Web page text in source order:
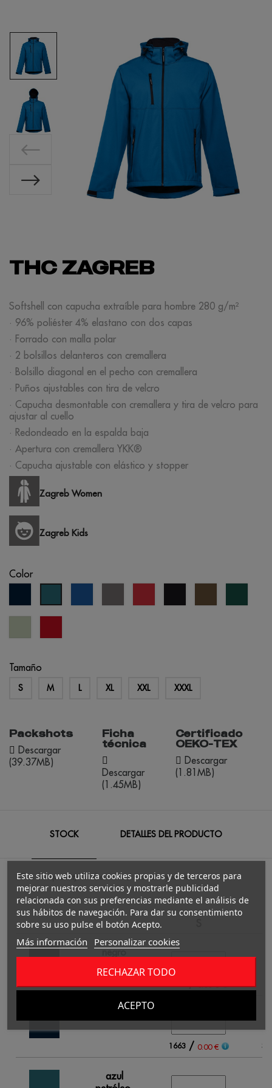
THC ZAGREB
Softshell con capucha extraíble para hombre 280 g/m²
· 96% poliéster 4% elastano con dos capas
· Forrado con malla polar
· 2 bolsillos delanteros con cremallera
· Bolsillo diagonal en el pecho con cremallera
· Puños ajustables con tira de velcro
· Capucha desmontable con cremallera y tira de velcro para
ajustar al cuello
· Redondeado en la espalda baja
· Apertura con cremallera YKK®
· Capucha ajustable con elástico y stopper
Zagreb Women
Zagreb Kids
Color
marino petróleo
Tamaño
S M L XL XXL XXXL
Packshots
Descargar
(39.37MB)
Ficha
técnica
Descargar
(1.45MB)
Certificado
OEKO-TEX
Descargar
(1.81MB)
STOCK DETALLES DEL PRODUCTO
Fill in the quantity for the Color / Tamaño you want.
negro
/0.00 €
1663/ 0.00 €
azul
Este sitio web utiliza cookies propias y de terceros para
mejorar nuestros servicios y mostrarle publicidad
relacionada con sus preferencias mediante el análisis de
sus hábitos de navegación. Para dar su consentimiento
sobre su uso pulse el botón Acepto.
Más información Personalizar cookies
RECHAZAR TODO
ACEPTO